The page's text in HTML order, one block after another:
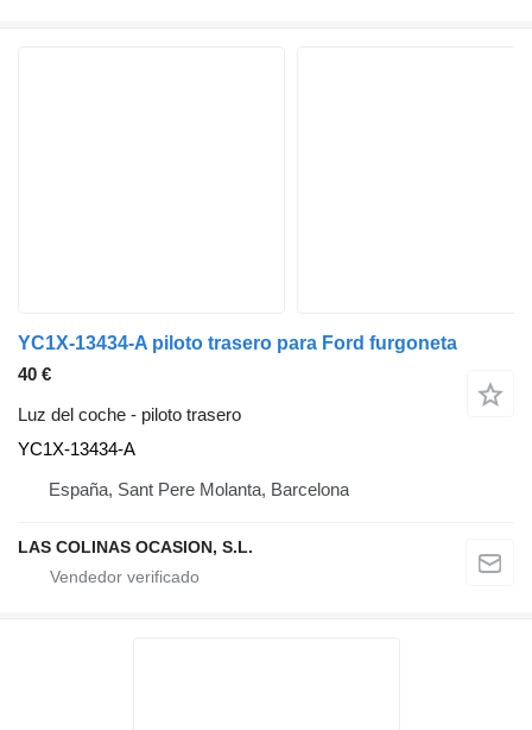
YC1X-13434-A piloto trasero para Ford furgoneta
40 €
Luz del coche - piloto trasero
YC1X-13434-A
España, Sant Pere Molanta, Barcelona
LAS COLINAS OCASION, S.L.